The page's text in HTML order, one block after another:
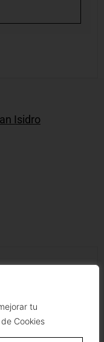
tu
Cookies
Isidro
de Cookies